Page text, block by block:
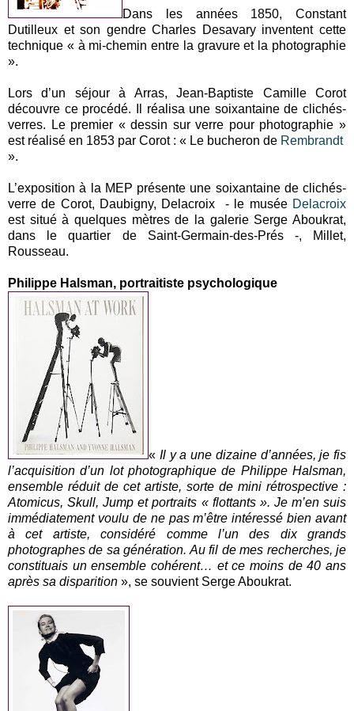
Dans les années 1850, Constant
Dutilleux et son gendre Charles Desavary inventent cette
technique « à mi-chemin entre la gravure et la photographie
».
Lors d’un séjour à Arras, Jean-Baptiste Camille Corot
découvre ce procédé. Il réalisa une soixantaine de clichés-
verres. Le premier « dessin sur verre pour photographie »
est réalisé en 1853 par Corot : « Le bucheron de Rembrandt
».
L’exposition à la MEP présente une soixantaine de clichés-
verre de Corot, Daubigny, Delacroix - le musée Delacroix
est situé à quelques mètres de la galerie Serge Aboukrat,
dans le quartier de Saint-Germain-des-Prés -, Millet,
Rousseau.
Philippe Halsman, portraitiste psychologique
« Il y a une dizaine d’années, je fis
l’acquisition d’un lot photographique de Philippe Halsman,
ensemble réduit de cet artiste, sorte de mini rétrospective :
Atomicus, Skull, Jump et portraits « flottants ». Je m’en suis
immédiatement voulu de ne pas m’être intéressé bien avant
à cet artiste, considéré comme l’un des dix grands
photographes de sa génération. Au fil de mes recherches, je
constituais un ensemble cohérent… et ce moins de 40 ans
après sa disparition », se souvient Serge Aboukrat.